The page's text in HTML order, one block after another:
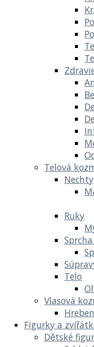
Telová
Nechty
Ruky
Telo
Vlasová
Figurky a
Dětské